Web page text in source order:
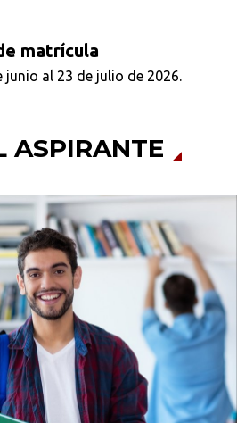
matrícula
junio al 23 de julio de 2026.
ASPIRANTE